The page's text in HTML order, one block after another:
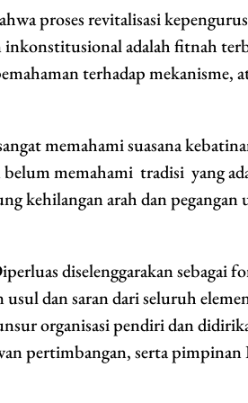
proses revitalisasi
adalah fitnah
terhadap mekanisme,
memahami suasana
memahami tradisi yang
kehilangan arah dan
diselenggarakan sebagai
dan saran dari seluruh
organisasi pendiri dan
pertimbangan, serta pimpinan